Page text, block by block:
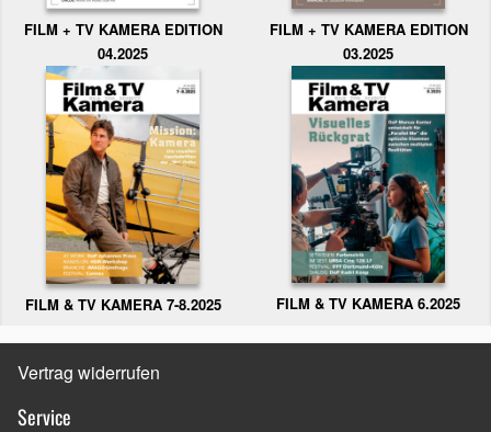
FILM + TV KAMERA EDITION
04.2025
FILM + TV KAMERA EDITION
03.2025
FILM & TV KAMERA 7-8.2025 FILM & TV KAMERA 6.2025
Vertrag widerrufen
Service